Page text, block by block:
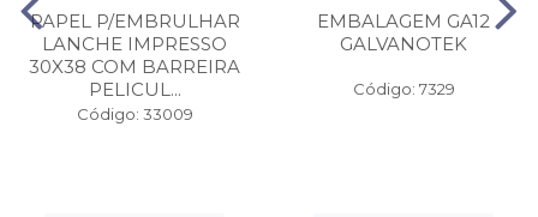
PAPEL P/EMBRULHAR
LANCHE IMPRESSO
30X38 COM BARREIRA
PELICUL...
Código: 33009
EMBALAGEM GA12
GALVANOTEK
Código: 7329